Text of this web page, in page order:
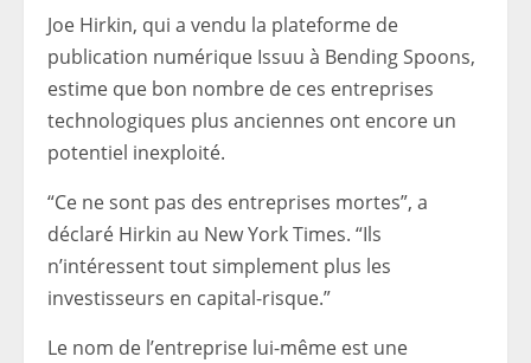
Joe Hirkin, qui a vendu la plateforme de
publication numérique Issuu à Bending Spoons,
estime que bon nombre de ces entreprises
technologiques plus anciennes ont encore un
potentiel inexploité.
“Ce ne sont pas des entreprises mortes”, a
déclaré Hirkin au New York Times. “Ils
n’intéressent tout simplement plus les
investisseurs en capital-risque.”
Le nom de l’entreprise lui-même est une